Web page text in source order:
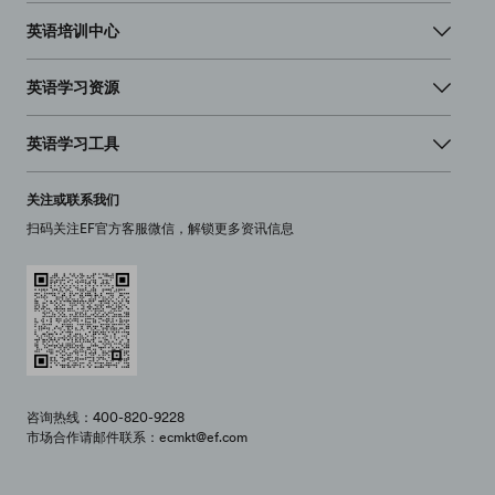
英语培训中心
英语学习资源
英语学习工具
关注或联系我们
扫码关注EF官方客服微信，解锁更多资讯信息
咨询热线：400-820-9228
市场合作请邮件联系：ecmkt@ef.com